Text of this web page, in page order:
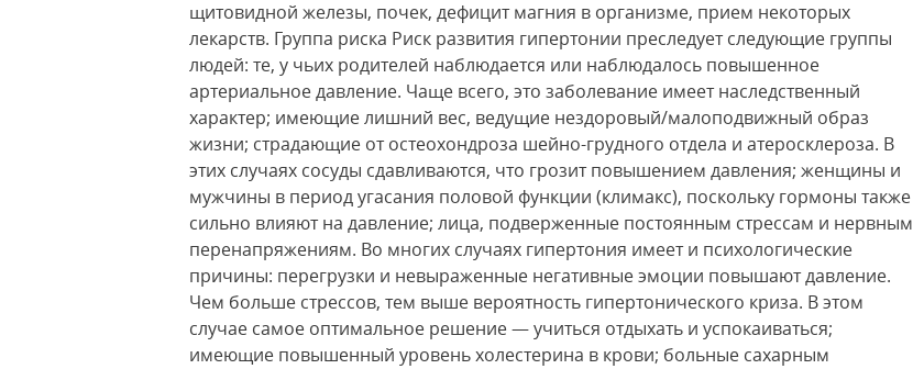
щитовидной железы, почек, дефицит магния в организме, прием некоторых
лекарств. Группа риска Риск развития гипертонии преследует следующие группы
людей: те, у чьих родителей наблюдается или наблюдалось повышенное
артериальное давление. Чаще всего, это заболевание имеет наследственный
характер; имеющие лишний вес, ведущие нездоровый/малоподвижный образ
жизни; страдающие от остеохондроза шейно-грудного отдела и атеросклероза. В
этих случаях сосуды сдавливаются, что грозит повышением давления; женщины и
мужчины в период угасания половой функции (климакс), поскольку гормоны также
сильно влияют на давление; лица, подверженные постоянным стрессам и нервным
перенапряжениям. Во многих случаях гипертония имеет и психологические
причины: перегрузки и невыраженные негативные эмоции повышают давление.
Чем больше стрессов, тем выше вероятность гипертонического криза. В этом
случае самое оптимальное решение — учиться отдыхать и успокаиваться;
имеющие повышенный уровень холестерина в крови; больные сахарным